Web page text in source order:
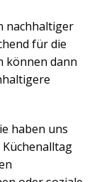
nachhaltiger
für die
können dann
haben uns